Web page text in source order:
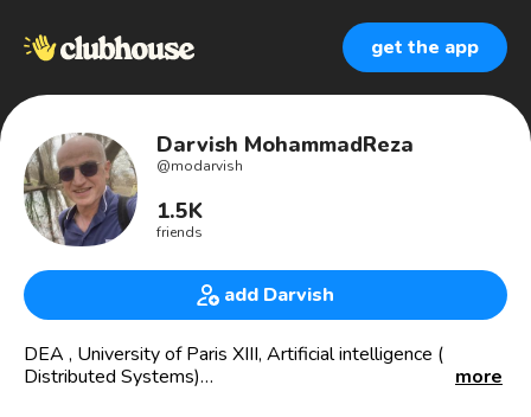
get the app
Darvish MohammadReza
@modarvish
1.5K
friends
add Darvish
DEA , University of Paris XIII, Artificial intelligence (
Distributed Systems)
more